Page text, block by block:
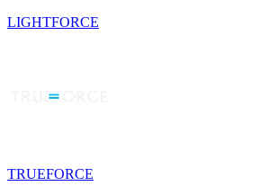
LIGHTFORCE
TRUEFORCE